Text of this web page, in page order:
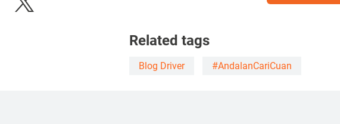
Related tags
Blog Driver #AndalanCariCuan